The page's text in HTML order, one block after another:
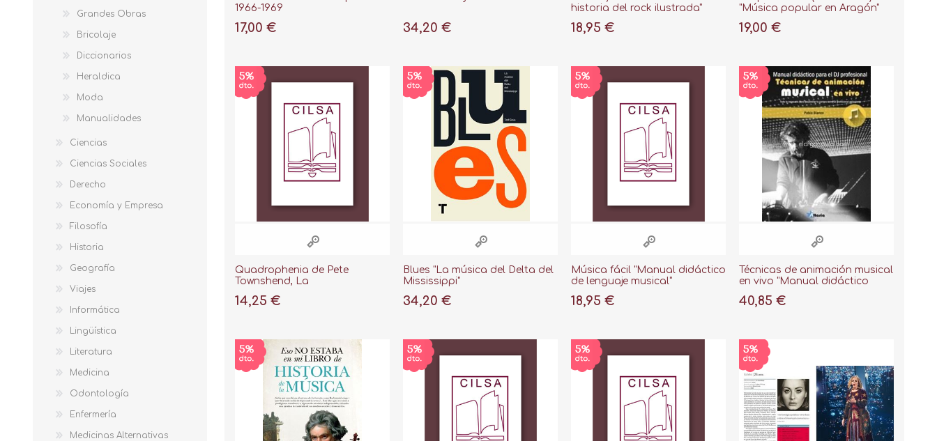
1966-1969
17,00 € 34,20 €
historia del rock ilustrada"
18,95 €
"Música popular en Aragón"
19,00 €
Quadrophenia de Pete
Townshend, La
14,25 €
Blues "La música del Delta del
Mississippi"
34,20 €
Música fácil "Manual didáctico
de lenguaje musical"
18,95 €
Técnicas de animación musical
en vivo "Manual didáctico
40,85 €
Grandes Obras
Bricolaje
Diccionarios
Heraldica
Moda
Manualidades
Ciencias
Ciencias Sociales
Derecho
Economía y Empresa
Filosofía
Historia
Geografía
Viajes
Informática
Lingüística
Literatura
Medicina
Odontología
Enfermería
Medicinas Alternativas